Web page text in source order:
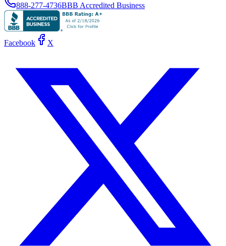
888-277-4736BBB Accredited Business
Facebook X